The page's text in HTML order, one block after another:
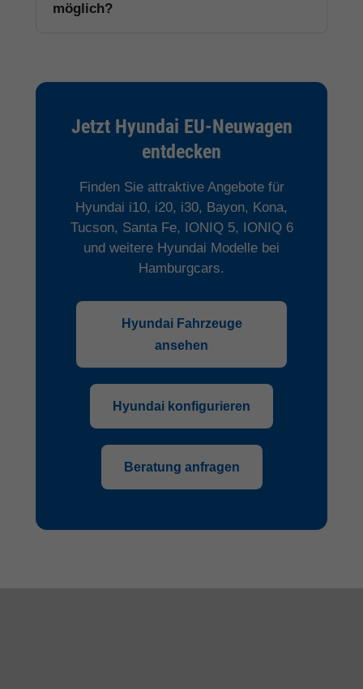
möglich?
Jetzt Hyundai EU-Neuwagen
entdecken
Finden Sie attraktive Angebote für
Hyundai i10, i20, i30, Bayon, Kona,
Tucson, Santa Fe, IONIQ 5, IONIQ 6
und weitere Hyundai Modelle bei
Hamburgcars.
Hyundai Fahrzeuge
ansehen
Hyundai konfigurieren
Beratung anfragen